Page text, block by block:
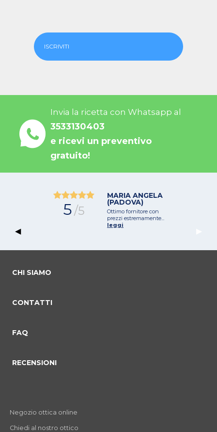
ISCRIVITI
Invia la ricetta con Whatsapp al
3533130403
e ricevi un preventivo
gratuito!
Previous Slide
◀︎
5/5
MARIA ANGELA
(PADOVA)
Ottimo fornitore con
prezzi estremamente...
leggi
CHI SIAMO
CONTATTI
FAQ
RECENSIONI
Negozio ottica online
Chiedi al nostro ottico